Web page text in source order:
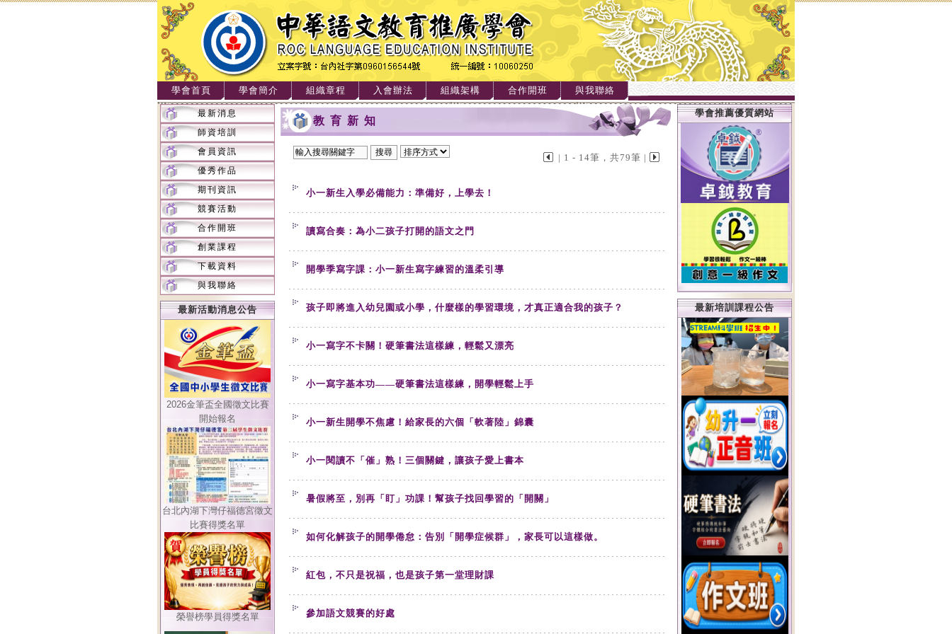
學會首頁 學會簡介 組織章程 入會辦法 組織架構 合作開班 與我聯絡
最新消息
師資培訓
會員資訊
優秀作品
期刊資訊
競賽活動
合作開班
創業課程
下載資料
與我聯絡
最新活動消息公告
2026金筆盃全國徵文比賽
開始報名
台北內湖下灣仔福德宮徵文
比賽得獎名單
榮譽榜學員得獎名單
教育新知
| 1 - 14筆，共79筆 |
小一新生入學必備能力：準備好，上學去！
讀寫合奏：為小二孩子打開的語文之門
開學季寫字課：小一新生寫字練習的溫柔引導
孩子即將進入幼兒園或小學，什麼樣的學習環境，才真正適合我的孩子？
小一寫字不卡關！硬筆書法這樣練，輕鬆又漂亮
小一寫字基本功——硬筆書法這樣練，開學輕鬆上手
小一新生開學不焦慮！給家長的六個「軟著陸」錦囊
小一閱讀不「催」熟！三個關鍵，讓孩子愛上書本
暑假將至，別再「盯」功課！幫孩子找回學習的「開關」
如何化解孩子的開學倦怠：告別「開學症候群」，家長可以這樣做。
紅包，不只是祝福，也是孩子第一堂理財課
參加語文競賽的好處
學會推薦優質網站
最新培訓課程公告